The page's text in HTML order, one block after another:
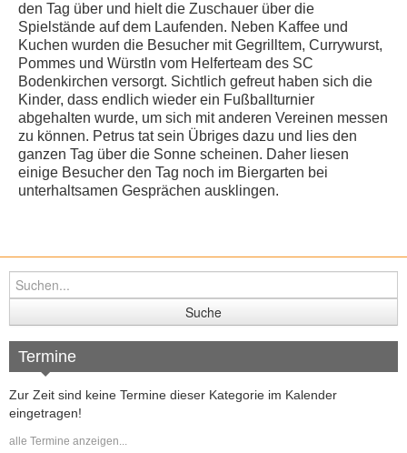
den Tag über und hielt die Zuschauer über die
Spielstände auf dem Laufenden. Neben Kaffee und
Kuchen wurden die Besucher mit Gegrilltem, Currywurst,
Pommes und Würstln vom Helferteam des SC
Bodenkirchen versorgt. Sichtlich gefreut haben sich die
Kinder, dass endlich wieder ein Fußballturnier
abgehalten wurde, um sich mit anderen Vereinen messen
zu können. Petrus tat sein Übriges dazu und lies den
ganzen Tag über die Sonne scheinen. Daher liesen
einige Besucher den Tag noch im Biergarten bei
unterhaltsamen Gesprächen ausklingen.
Termine
Zur Zeit sind keine Termine dieser Kategorie im Kalender
eingetragen!
alle Termine anzeigen...